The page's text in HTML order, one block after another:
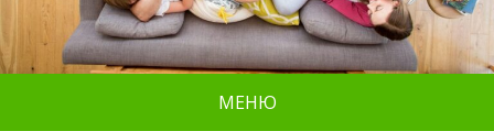
МЕНЮ